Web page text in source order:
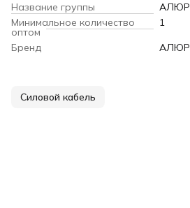
Название группы
АЛЮР
Минимальное количество
оптом
1
Бренд
АЛЮР
Силовой кабель